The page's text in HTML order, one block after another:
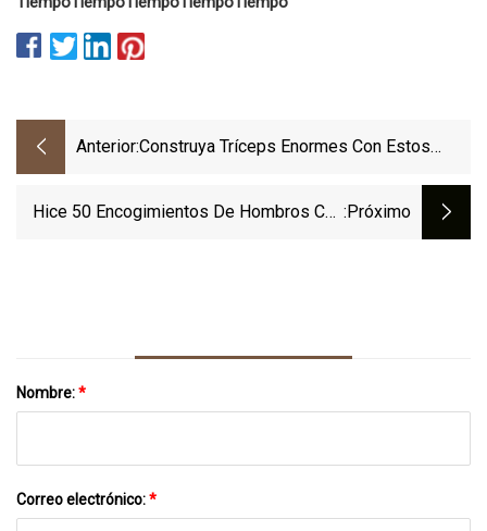
Anterior:Construya Tríceps Enormes Con Estos
Hice 50 Encogimientos De Hombros Con :próximo
Nombre:*
Correo electrónico:*